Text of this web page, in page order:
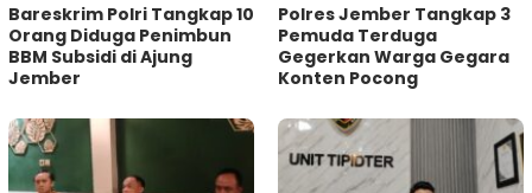
Bareskrim Polri Tangkap 10
Orang Diduga Penimbun
BBM Subsidi di Ajung
Jember
Polres Jember Tangkap 3
Pemuda Terduga
Gegerkan Warga Gegara
Konten Pocong